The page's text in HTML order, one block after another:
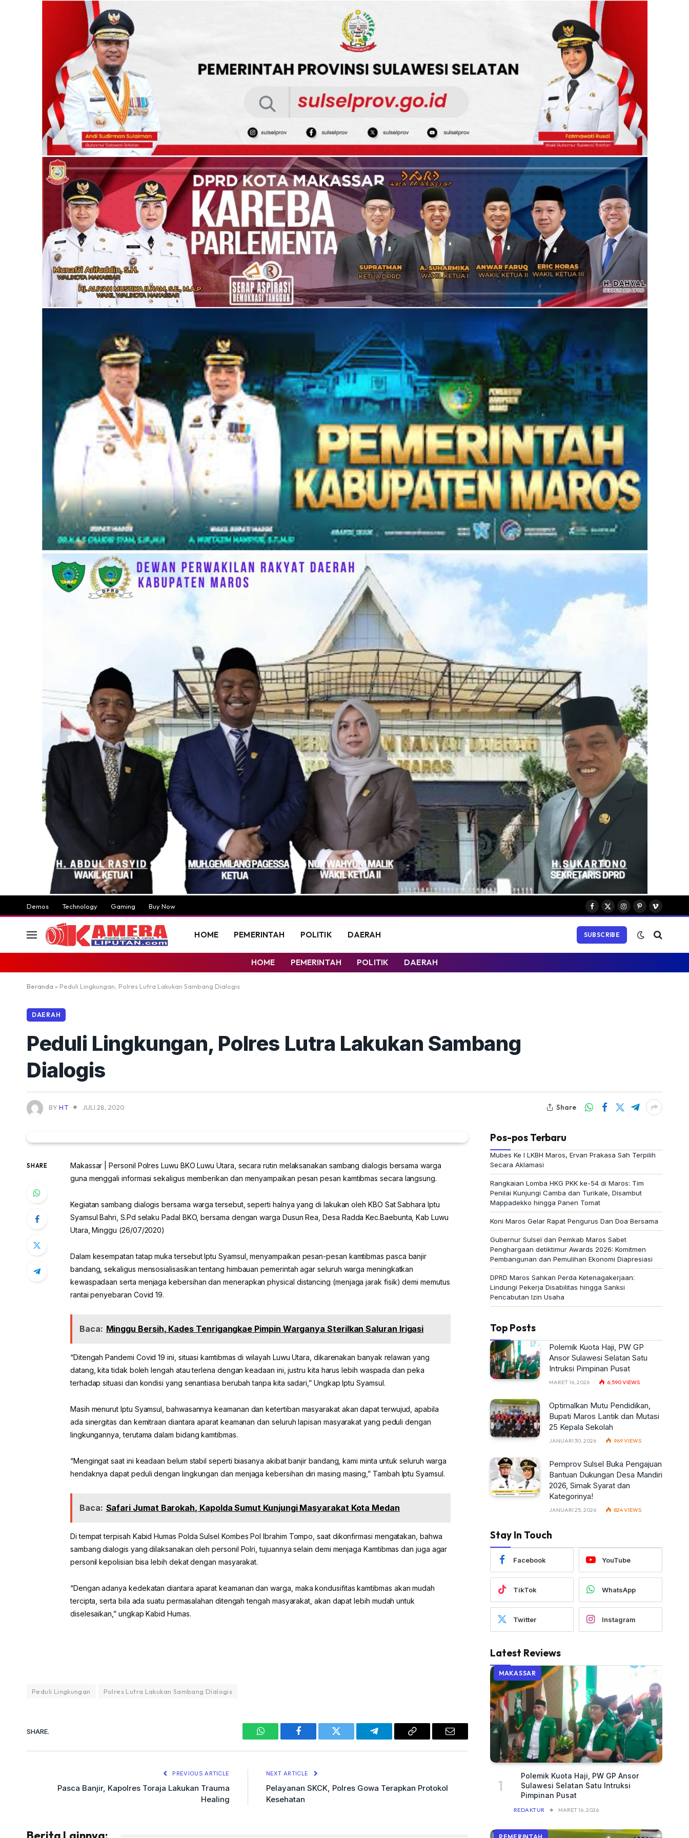
Demos Technology Gaming Buy Now
Facebook
X
Instagram
PinterestVimeo
HOME PEMERINTAH POLITIK DAERAH SUBSCRIBE
HOME PEMERINTAH POLITIK DAERAH
Beranda » Peduli Lingkungan, Polres Lutra Lakukan Sambang Dialogis
DAERAH
Peduli Lingkungan, Polres Lutra Lakukan Sambang
Dialogis
BY HT JULI 28, 2020 Share
SHARE
Makassar | Personil Polres Luwu BKO Luwu Utara, secara rutin melaksanakan sambang dialogis bersama warga
guna menggali informasi sekaligus memberikan dan menyampaikan pesan pesan kamtibmas secara langsung.
Kegiatan sambang dialogis bersama warga tersebut, seperti halnya yang di lakukan oleh KBO Sat Sabhara Iptu
Syamsul Bahri, S.Pd selaku Padal BKO, bersama dengan warga Dusun Rea, Desa Radda Kec.Baebunta, Kab Luwu
Utara, Minggu (26/07/2020)
Dalam kesempatan tatap muka tersebut Iptu Syamsul, menyampaikan pesan-pesan kamtibmas pasca banjir
bandang, sekaligus mensosialisasikan tentang himbauan pemerintah agar seluruh warga meningkatkan
kewaspadaan serta menjaga kebersihan dan menerapkan physical distancing (menjaga jarak fisik) demi memutus
rantai penyebaran Covid 19.
Baca: Minggu Bersih, Kades Tenrigangkae Pimpin Warganya Sterilkan Saluran Irigasi
“Ditengah Pandemi Covid 19 ini, situasi kamtibmas di wilayah Luwu Utara, dikarenakan banyak relawan yang
datang, kita tidak boleh lengah atau terlena dengan keadaan ini, justru kita harus lebih waspada dan peka
terhadap situasi dan kondisi yang senantiasa berubah tanpa kita sadari,” Ungkap Iptu Syamsul.
Masih menurut Iptu Syamsul, bahwasannya keamanan dan ketertiban masyarakat akan dapat terwujud, apabila
ada sinergitas dan kemitraan diantara aparat keamanan dan seluruh lapisan masyarakat yang peduli dengan
lingkungannya, terutama dalam bidang kamtibmas.
“Mengingat saat ini keadaan belum stabil seperti biasanya akibat banjir bandang, kami minta untuk seluruh warga
hendaknya dapat peduli dengan lingkungan dan menjaga kebersihan diri masing masing,” Tambah Iptu Syamsul.
Baca: Safari Jumat Barokah, Kapolda Sumut Kunjungi Masyarakat Kota Medan
Di tempat terpisah Kabid Humas Polda Sulsel Kombes Pol Ibrahim Tompo, saat dikonfirmasi mengatakan, bahwa
sambang dialogis yang dilaksanakan oleh personil Polri, tujuannya selain demi menjaga Kamtibmas dan juga agar
personil kepolisian bisa lebih dekat dengan masyarakat.
“Dengan adanya kedekatan diantara aparat keamanan dan warga, maka kondusifitas kamtibmas akan mudah
tercipta, serta bila ada suatu permasalahan ditengah tengah masyarakat, akan dapat lebih mudah untuk
diselesaikan,” ungkap Kabid Humas.
Peduli Lingkungan Polres Lutra Lakukan Sambang Dialogis
SHARE.
WhatsAppFacebook Twitter Telegram Copy
Email
PREVIOUS ARTICLE
Pasca Banjir, Kapolres Toraja Lakukan Trauma
Healing
NEXT ARTICLE
Pelayanan SKCK, Polres Gowa Terapkan Protokol
Kesehatan
Pos-pos Terbaru
Mubes Ke I LKBH Maros, Ervan Prakasa Sah Terpilih
Secara Aklamasi
Rangkaian Lomba HKG PKK ke-54 di Maros: Tim
Penilai Kunjungi Camba dan Turikale, Disambut
Mappadekko hingga Panen Tomat
Koni Maros Gelar Rapat Pengurus Dan Doa Bersama
Gubernur Sulsel dan Pemkab Maros Sabet
Penghargaan detiktimur Awards 2026: Komitmen
Pembangunan dan Pemulihan Ekonomi Diapresiasi
DPRD Maros Sahkan Perda Ketenagakerjaan:
Lindungi Pekerja Disabilitas hingga Sanksi
Pencabutan Izin Usaha
Top Posts
Polemik Kuota Haji, PW GP
Ansor Sulawesi Selatan Satu
Intruksi Pimpinan Pusat
MARET 16, 2026 6,590VIEWS
Optimalkan Mutu Pendidikan,
Bupati Maros Lantik dan Mutasi
25 Kepala Sekolah
JANUARI 30, 2026 969VIEWS
Pemprov Sulsel Buka Pengajuan
Bantuan Dukungan Desa Mandiri
2026, Simak Syarat dan
Kategorinya!
JANUARI 25, 2026 824VIEWS
Stay In Touch
Facebook YouTube
TikTok WhatsApp
Twitter Instagram
Latest Reviews
MAKASSAR
Polemik Kuota Haji, PW GP Ansor
Sulawesi Selatan Satu Intruksi
Pimpinan Pusat
REDAKTUR MARET 16, 2026